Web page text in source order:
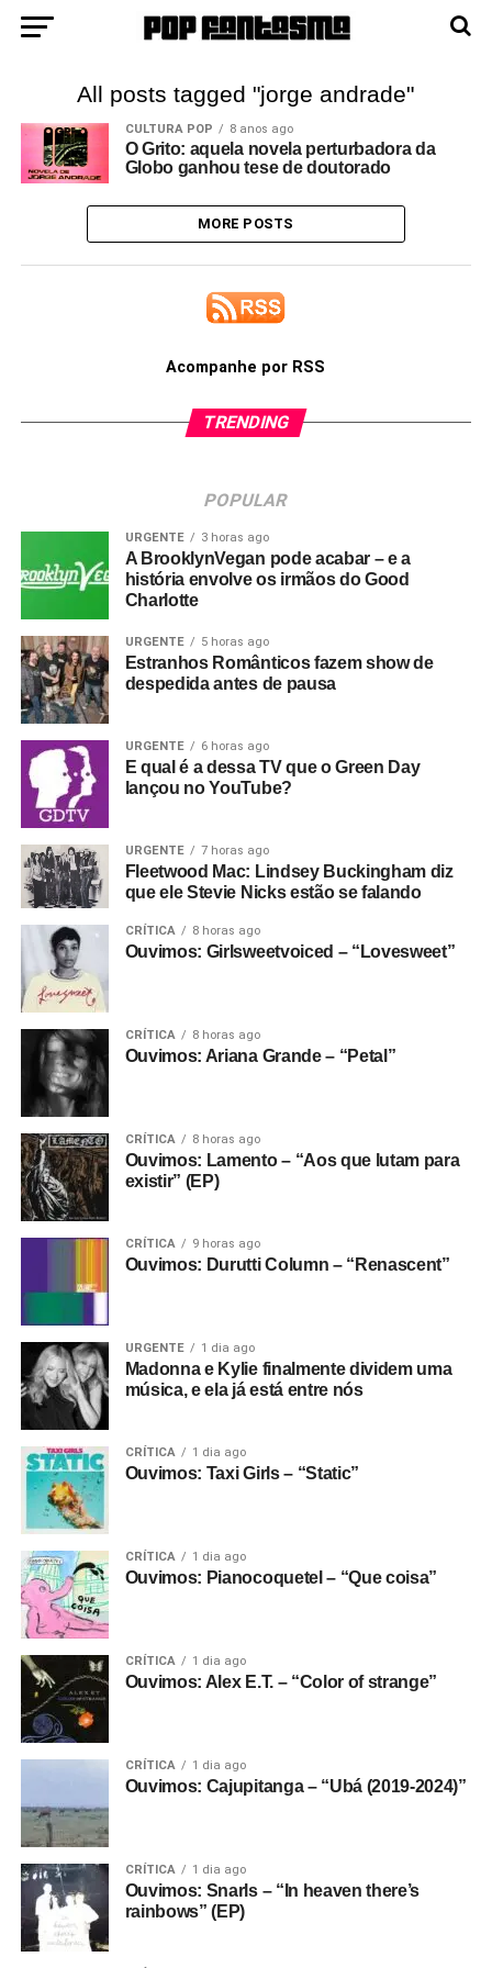
All posts tagged "jorge andrade"
CULTURA POP 8 anos ago
O Grito: aquela novela perturbadora da
Globo ganhou tese de doutorado
MORE POSTS
Acompanhe por RSS
TRENDING
POPULAR
URGENTE 3 horas ago
A BrooklynVegan pode acabar – e a
história envolve os irmãos do Good
Charlotte
URGENTE 5 horas ago
Estranhos Românticos fazem show de
despedida antes de pausa
URGENTE 6 horas ago
E qual é a dessa TV que o Green Day
lançou no YouTube?
URGENTE 7 horas ago
Fleetwood Mac: Lindsey Buckingham diz
que ele Stevie Nicks estão se falando
CRÍTICA 8 horas ago
Ouvimos: Girlsweetvoiced – “Lovesweet”
CRÍTICA 8 horas ago
Ouvimos: Ariana Grande – “Petal”
CRÍTICA 8 horas ago
Ouvimos: Lamento – “Aos que lutam para
existir” (EP)
CRÍTICA 9 horas ago
Ouvimos: Durutti Column – “Renascent”
URGENTE 1 dia ago
Madonna e Kylie finalmente dividem uma
música, e ela já está entre nós
CRÍTICA 1 dia ago
Ouvimos: Taxi Girls – “Static”
CRÍTICA 1 dia ago
Ouvimos: Pianocoquetel – “Que coisa”
CRÍTICA 1 dia ago
Ouvimos: Alex E.T. – “Color of strange”
CRÍTICA 1 dia ago
Ouvimos: Cajupitanga – “Ubá (2019-2024)”
CRÍTICA 1 dia ago
Ouvimos: Snarls – “In heaven there’s
rainbows” (EP)